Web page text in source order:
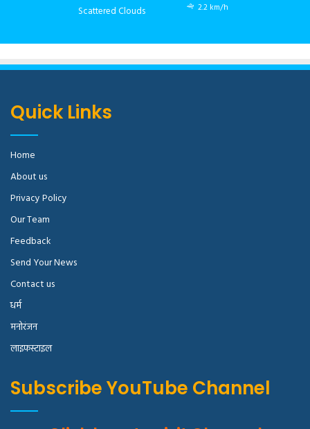
Scattered Clouds
2.2 km/h
Quick Links
Home
About us
Privacy Policy
Our Team
Feedback
Send Your News
Contact us
धर्म
मनोरंजन
लाइफस्टाइल
Subscribe YouTube Channel